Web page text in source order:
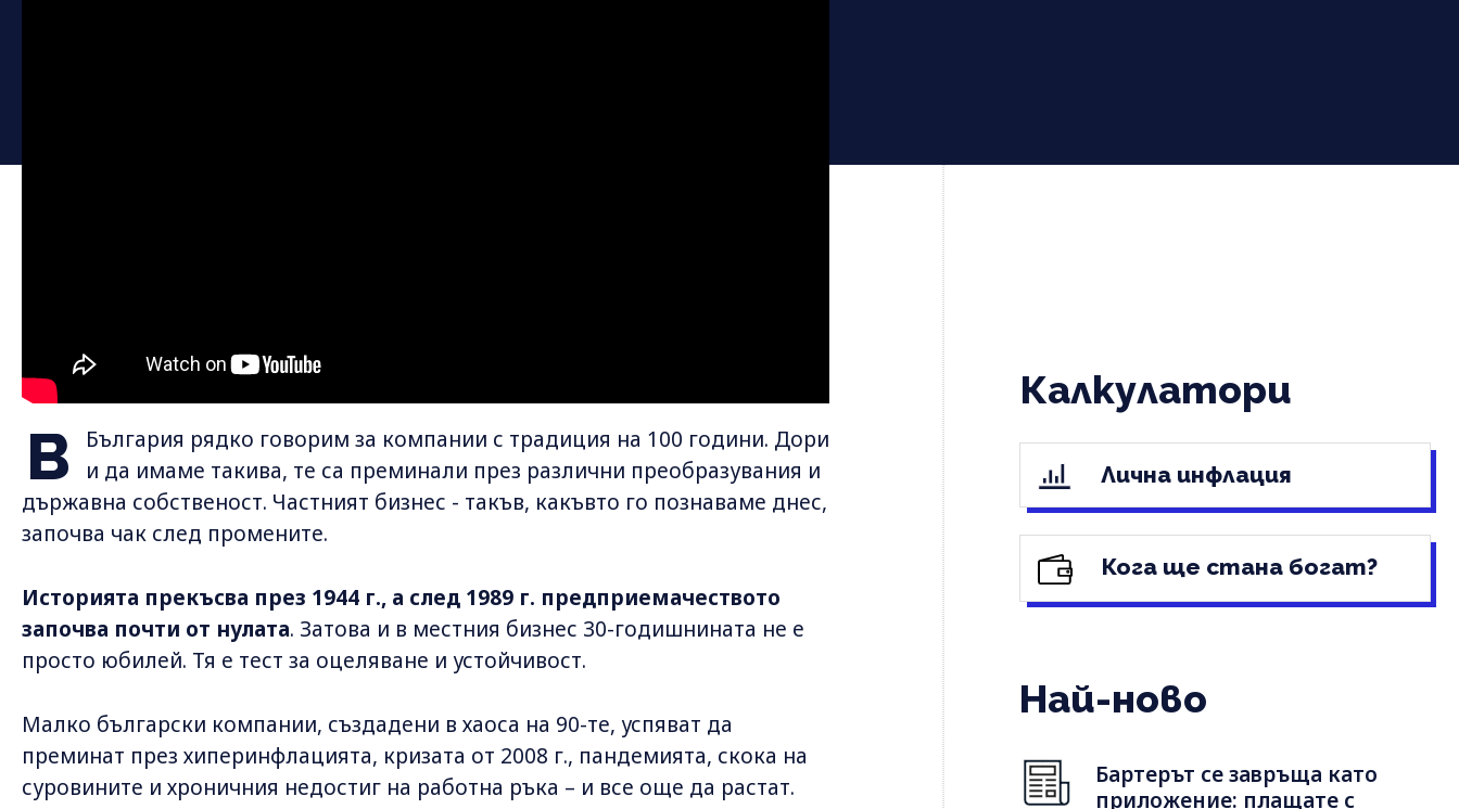
В
България рядко говорим за компании с традиция на 100 години. Дори
и да имаме такива, те са преминали през различни преобразувания и
държавна собственост. Частният бизнес - такъв, какъвто го познаваме днес,
започва чак след промените.
Историята прекъсва през 1944 г., а след 1989 г. предприемачеството
започва почти от нулата. Затова и в местния бизнес 30-годишнината не е
просто юбилей. Тя е тест за оцеляване и устойчивост.
Малко български компании, създадени в хаоса на 90-те, успяват да
преминат през хиперинфлацията, кризата от 2008 г., пандемията, скока на
суровините и хроничния недостиг на работна ръка – и все още да растат.
Калкулатори
Лична инфлация
Кога ще стана богат?
Най-ново
Бартерът се завръща като
приложение: плащате с